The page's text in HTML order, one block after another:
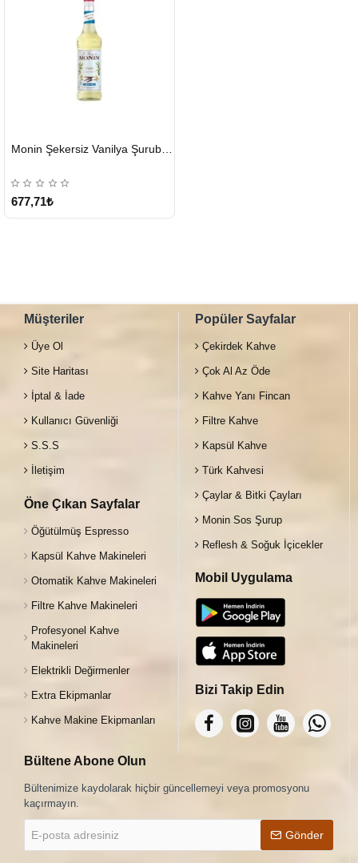
GÖNDERİ
677,71₺
Müşteriler
Üye Ol
Site Haritası
İptal & İade
Kullanıcı Güvenliği
S.S.S
İletişim
Öne Çıkan Sayfalar
Öğütülmüş Espresso
Kapsül Kahve Makineleri
Otomatik Kahve Makineleri
Filtre Kahve Makineleri
Profesyonel Kahve
Makineleri
Elektrikli Değirmenler
Extra Ekipmanlar
Kahve Makine Ekipmanları
Popüler Sayfalar
Çekirdek Kahve
Çok Al Az Öde
Kahve Yanı Fincan
Filtre Kahve
Kapsül Kahve
Türk Kahvesi
Çaylar & Bitki Çayları
Monin Sos Şurup
Reflesh & Soğuk İçicekler
Mobil Uygulama
Bizi Takip Edin
Bültene Abone Olun
Bültenimize kaydolarak hiçbir güncellemeyi veya promosyonu
kaçırmayın.
posta
adresiniz
Gönder